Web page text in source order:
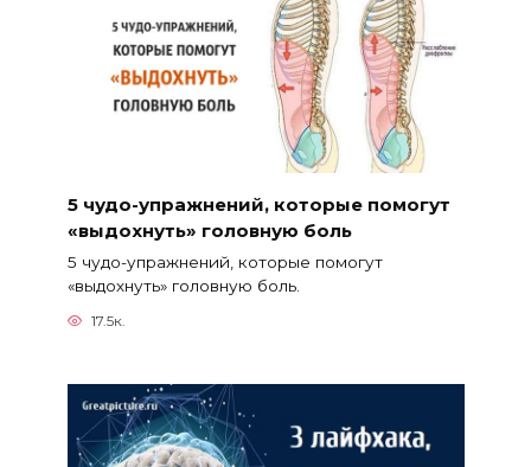
5 чудо-упражнений, которые помогут
«выдохнуть» головную боль
5 чудо-упражнений, которые помогут
«выдохнуть» головную боль.
17.5к.